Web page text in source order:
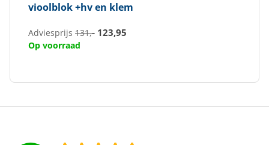
vioolblok +hv en klem
Adviesprijs 131,- 123,95
Op voorraad